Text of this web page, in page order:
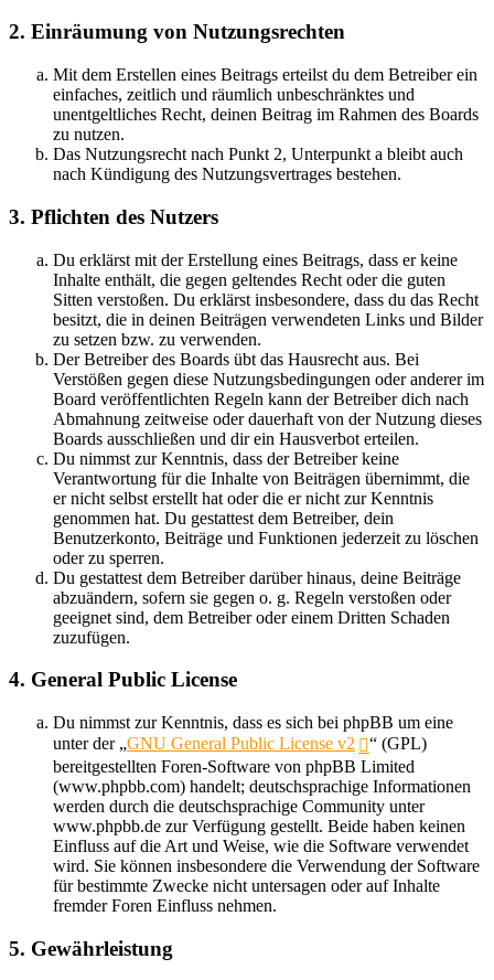
2. Einräumung von Nutzungsrechten
Mit dem Erstellen eines Beitrags erteilst du dem Betreiber ein
einfaches, zeitlich und räumlich unbeschränktes und
unentgeltliches Recht, deinen Beitrag im Rahmen des Boards
zu nutzen.
Das Nutzungsrecht nach Punkt 2, Unterpunkt a bleibt auch
nach Kündigung des Nutzungsvertrages bestehen.
3. Pflichten des Nutzers
Du erklärst mit der Erstellung eines Beitrags, dass er keine
Inhalte enthält, die gegen geltendes Recht oder die guten
Sitten verstoßen. Du erklärst insbesondere, dass du das Recht
besitzt, die in deinen Beiträgen verwendeten Links und Bilder
zu setzen bzw. zu verwenden.
Der Betreiber des Boards übt das Hausrecht aus. Bei
Verstößen gegen diese Nutzungsbedingungen oder anderer im
Board veröffentlichten Regeln kann der Betreiber dich nach
Abmahnung zeitweise oder dauerhaft von der Nutzung dieses
Boards ausschließen und dir ein Hausverbot erteilen.
Du nimmst zur Kenntnis, dass der Betreiber keine
Verantwortung für die Inhalte von Beiträgen übernimmt, die
er nicht selbst erstellt hat oder die er nicht zur Kenntnis
genommen hat. Du gestattest dem Betreiber, dein
Benutzerkonto, Beiträge und Funktionen jederzeit zu löschen
oder zu sperren.
Du gestattest dem Betreiber darüber hinaus, deine Beiträge
abzuändern, sofern sie gegen o. g. Regeln verstoßen oder
geeignet sind, dem Betreiber oder einem Dritten Schaden
zuzufügen.
4. General Public License
Du nimmst zur Kenntnis, dass es sich bei phpBB um eine
unter der „GNU General Public License v2
“ (GPL)
bereitgestellten Foren-Software von phpBB Limited
(www.phpbb.com) handelt; deutschsprachige Informationen
werden durch die deutschsprachige Community unter
www.phpbb.de zur Verfügung gestellt. Beide haben keinen
Einfluss auf die Art und Weise, wie die Software verwendet
wird. Sie können insbesondere die Verwendung der Software
für bestimmte Zwecke nicht untersagen oder auf Inhalte
fremder Foren Einfluss nehmen.
5. Gewährleistung